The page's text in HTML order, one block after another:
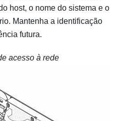
host, o nome do sistema e o
Mantenha a identificação
futura.
acesso à rede